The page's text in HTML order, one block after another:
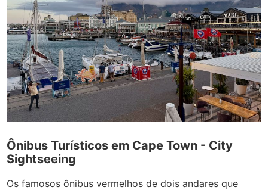
Ônibus Turísticos em Cape Town - City
Sightseeing
Os famosos ônibus vermelhos de dois andares que